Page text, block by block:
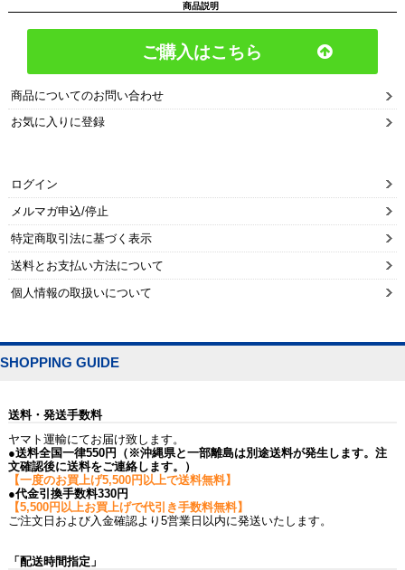
商品説明
ご購入はこちら
商品についてのお問い合わせ
お気に入りに登録
ログイン
メルマガ申込/停止
特定商取引法に基づく表示
送料とお支払い方法について
個人情報の取扱いについて
SHOPPING GUIDE
送料・発送手数料
ヤマト運輸にてお届け致します。
●送料全国一律550円（※沖縄県と一部離島は別途送料が発生します。注
文確認後に送料をご連絡します。）
【一度のお買上げ5,500円以上で送料無料】
●代金引換手数料330円
【5,500円以上お買上げで代引き手数料無料】
ご注文日および入金確認より5営業日以内に発送いたします。
「配送時間指定」